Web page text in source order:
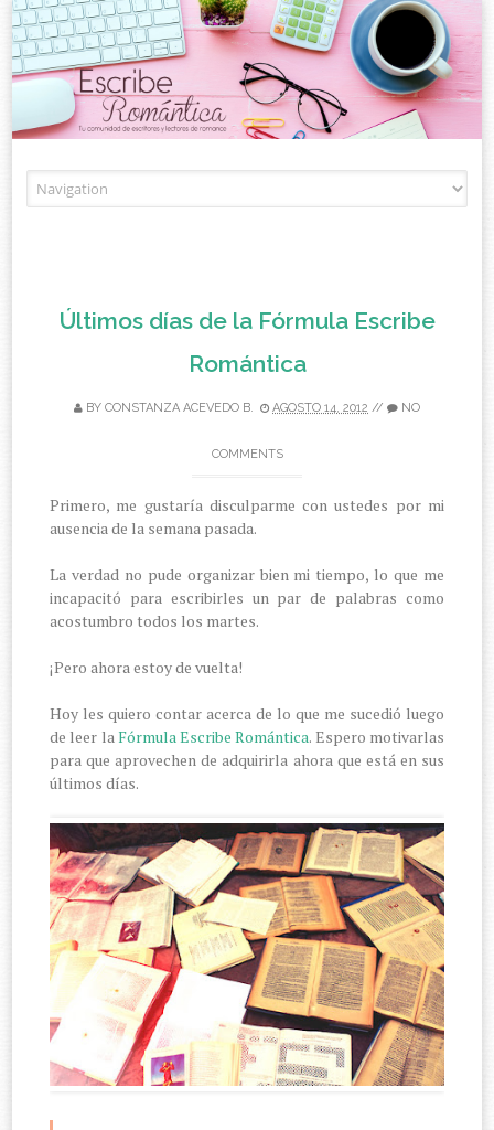
Últimos días de la Fórmula Escribe
Romántica
BY CONSTANZA ACEVEDO B. AGOSTO 14, 2012 // NO
COMMENTS
Primero, me gustaría disculparme con ustedes por mi
ausencia de la semana pasada.
La verdad no pude organizar bien mi tiempo, lo que me
incapacitó para escribirles un par de palabras como
acostumbro todos los martes.
¡Pero ahora estoy de vuelta!
Hoy les quiero contar acerca de lo que me sucedió luego
de leer laFórmula Escribe Romántica. Espero motivarlas
para que aprovechen de adquirirla ahora que está en sus
últimos días.